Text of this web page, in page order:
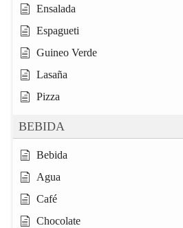
Ensalada
Espagueti
Guineo Verde
Lasaña
Pizza
BEBIDA
Bebida
Agua
Café
Chocolate